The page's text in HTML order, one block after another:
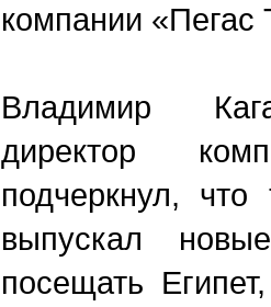
компании
Владимир
директор
подчеркнул,
выпускал
посещать